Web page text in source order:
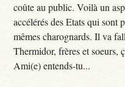
coûte au public. Voilà un
accélérés des Etats qui sont
mêmes charognards. Il va
Thermidor, frères et soeurs,
Ami(e) entends-tu...